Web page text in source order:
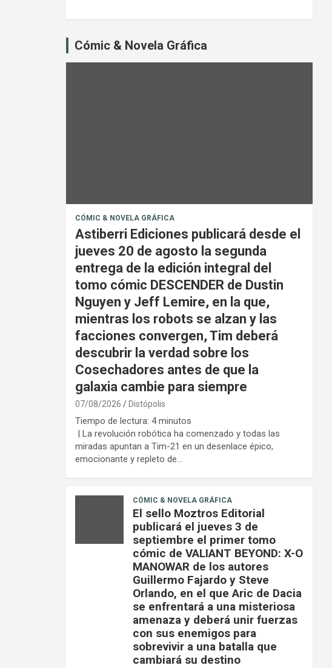
Cómic & Novela Gráfica
CÓMIC & NOVELA GRÁFICA
Astiberri Ediciones publicará desde el
jueves 20 de agosto la segunda
entrega de la edición integral del
tomo cómic DESCENDER de Dustin
Nguyen y Jeff Lemire, en la que,
mientras los robots se alzan y las
facciones convergen, Tim deberá
descubrir la verdad sobre los
Cosechadores antes de que la
galaxia cambie para siempre
07/08/2026 Distópolis
Tiempo de lectura: 4 minutos
| La revolución robótica ha comenzado y todas las
miradas apuntan a Tim-21 en un desenlace épico,
emocionante y repleto de…
CÓMIC & NOVELA GRÁFICA
El sello Moztros Editorial
publicará el jueves 3 de
septiembre el primer tomo
cómic de VALIANT BEYOND: X-O
MANOWAR de los autores
Guillermo Fajardo y Steve
Orlando, en el que Aric de Dacia
se enfrentará a una misteriosa
amenaza y deberá unir fuerzas
con sus enemigos para
sobrevivir a una batalla que
cambiará su destino